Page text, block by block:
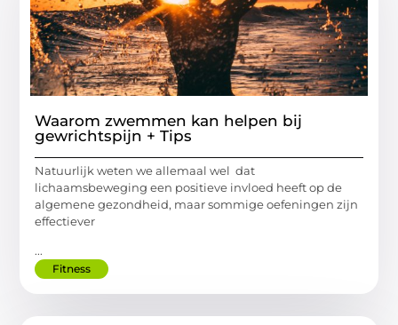
Waarom zwemmen kan helpen bij
gewrichtspijn + Tips
Natuurlijk weten we allemaal wel dat
lichaamsbeweging een positieve invloed heeft op de
algemene gezondheid, maar sommige oefeningen zijn
effectiever
...
Fitness